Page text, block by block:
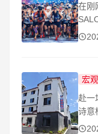
在刚
仅包
宏观
赴一
诗意
部起